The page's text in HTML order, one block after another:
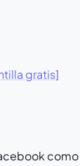
gratis]
como